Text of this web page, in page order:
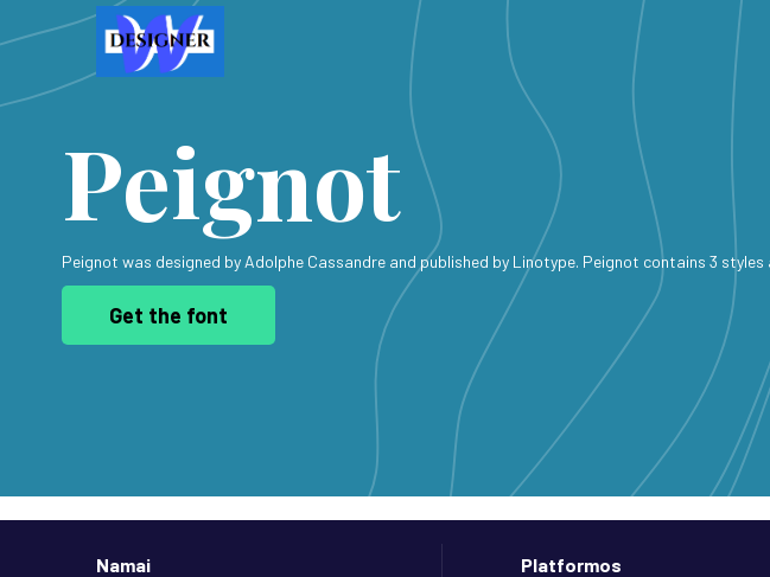
Peignot
Peignot was designed by Adolphe Cassandre and published by Linotype. Peignot contains 3
Get the font
Namai
Platformos